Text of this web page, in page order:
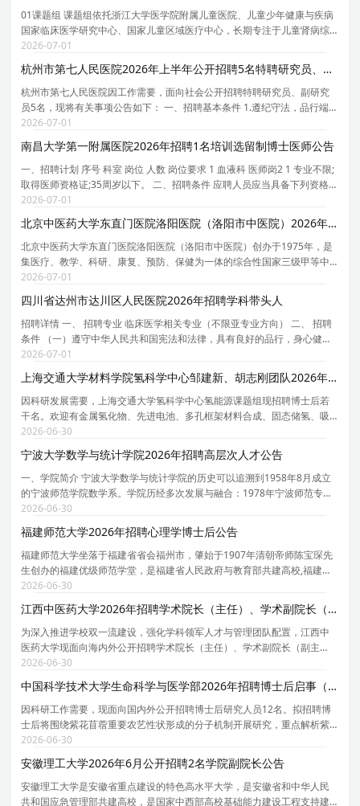
01课题组 课题组依托浙江大学医学院附属儿童医院、儿童少年健康与疾病
国家临床医学研究中心、国家儿童区域医疗中心，长期专注于儿童肾病综
合征与免疫发病机制研究，尤其聚焦于足细胞损伤与蛋白尿发生的相关机
制。团队共获得19项国家自然科学基金（含重点项目
2026-07-01
杭州市第七人民医院2026年上半年公开招聘5名特聘研究员、副研究员公告
杭州市第七人民医院因工作需要，面向社会公开招聘特聘研究员、副研究
员5名，现将有关事项公告如下： 一、招聘基本条件 1.遵纪守法，品行端
正。 2.具有良好的职业道德。 3.具有岗位所需的专业学历、专业理论知识
和学历相匹配的实践操作能力。 4.具有岗位所需
2026-07-01
南昌大学第一附属医院2026年招聘1名培训选留制博士医师公告
一、招聘计划 序号 科室 岗位 人数 岗位要求 1 血液科 医师岗2 1 专业不限;
取得医师资格证;35周岁以下。 二、招聘条件 应聘人员应当具备下列资格条
件： （一）具有中华人民共和国国籍; （二）遵守宪法和法律，拥护中国共
产党的领导和社会主义制度; （三）具
2026-07-01
北京中医药大学东直门医院洛阳医院（洛阳市中医院）2026年引进3名博士研究生公告
北京中医药大学东直门医院洛阳医院（洛阳市中医院）创办于1975年，是
集医疗、教学、科研、康复、预防、保健为一体的综合性国家三级甲等中
医院。是国家区域医疗中心建设单位、国家中医药传承创新工程重点中医
医院项目建设单位、全国中医特色重点中医院建设单
2026-07-01
四川省达州市达川区人民医院2026年招聘学科带头人
招聘详情 一、 招聘专业 临床医学相关专业（不限亚专业方向） 二、 招聘
条件 （一）遵守中华人民共和国宪法和法律，具有良好的品行，身心健
康，无违规违纪等不良记录； （二）年龄50周岁及以下，身心健康，精力
充沛、掌握填补医院或达州市空白的前沿医疗技术
2026-07-01
上海交通大学材料学院氢科学中心邹建新、胡志刚团队2026年招聘博士后（长期有效）
因科研发展需要，上海交通大学氢科学中心氢能源课题组现招聘博士后若
干名。欢迎有金属氢化物、先进电池、多孔框架材料合成、固态储氢、吸
附分离、膜分离、热/电/光催化等方向的青年才俊加盟。合作导师介绍链
接：https://smse.sjtu.edu.cn/people/detail_new/
2026-06-30
宁波大学数学与统计学院2026年招聘高层次人才公告
一、学院简介 宁波大学数学与统计学院的历史可以追溯到1958年8月成立
的宁波师范学院数学系。学院历经多次发展与融合：1978年宁波师范专科
学校设立数学系；1986年宁波大学建校并正式成立数学系；1996年宁波大
学、宁波师范学院与浙江水产学院宁波分院三校合并
2026-06-30
福建师范大学2026年招聘心理学博士后公告
福建师范大学坐落于福建省省会福州市，肇始于1907年清朝帝师陈宝琛先
生创办的福建优级师范学堂，是福建省人民政府与教育部共建高校,福建省
重点建设的高水平大学,福建省一流大学建设高校,福建省第二轮双一流建设
A类高校。拥有博士后科研流动站20个，博士学位
2026-06-30
江西中医药大学2026年招聘学术院长（主任）、学术副院长（副主任）公告
为深入推进学校双一流建设，强化学科领军人才与管理团队配置，江西中
医药大学现面向海内外公开招聘学术院长（主任）、学术副院长（副主
任），公告如下： 一、学校简介 江西中医药大学创建于1959年，是教育
部、国家中医药管理局与江西省人民政府共建高校，入
2026-06-30
中国科学技术大学生命科学与医学部2026年招聘博士后启事（紫花苜蓿环境适应与重要农艺性状形成机制研究方向
因科研工作需要，现面向国内外公开招聘博士后研究人员12名。拟招聘博
士后将围绕紫花苜蓿重要农艺性状形成的分子机制开展研究，重点解析紫
花苜蓿生长发育、再生能力、环境适应及重要性状调控的遗传与表观遗传
基
2026-06-30
安徽理工大学2026年6月公开招聘2名学院副院长公告
安徽理工大学是安徽省重点建设的特色高水平大学，是安徽省和中华人民
共和国应急管理部共建高校，是国家中西部高校基础能力建设工程支持建